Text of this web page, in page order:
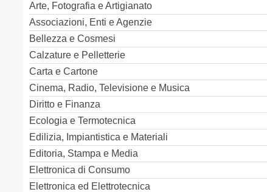
Arte, Fotografia e Artigianato
Associazioni, Enti e Agenzie
Bellezza e Cosmesi
Calzature e Pelletterie
Carta e Cartone
Cinema, Radio, Televisione e Musica
Diritto e Finanza
Ecologia e Termotecnica
Edilizia, Impiantistica e Materiali
Editoria, Stampa e Media
Elettronica di Consumo
Elettronica ed Elettrotecnica